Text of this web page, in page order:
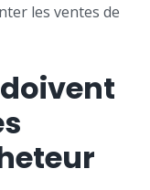
les ventes de